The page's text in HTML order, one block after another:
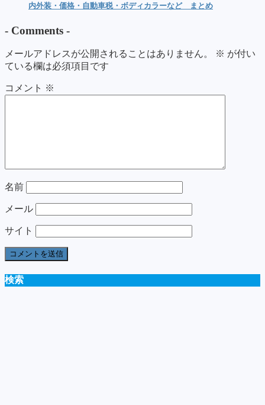
内外装・価格・自動車税・ボディカラーなど まとめ
- Comments -
メールアドレスが公開されることはありません。 ※ が付い
ている欄は必須項目です
コメント ※
名前
メール
サイト
検索